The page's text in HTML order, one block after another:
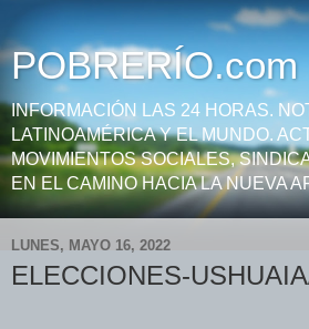
POBRERÍO.com
INFORMACIÓN LAS 24 HORAS.
LATINOAMÉRICA Y EL MUNDO.
MOVIMIENTOS SOCIALES,
EN EL CAMINO HACIA LA NUEVA
LUNES, MAYO 16, 2022
ELECCIONES-